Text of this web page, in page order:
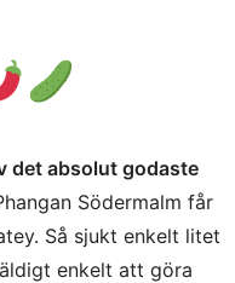
det absolut godaste
Södermalm får
Så sjukt enkelt litet
enkelt att göra